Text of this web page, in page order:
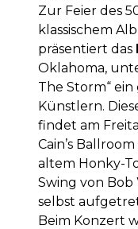
Zur Feier des
klassischem
präsentiert das
Oklahoma,
The Storm“
Künstlern.
findet am
Cain’s
altem Honky-
Swing von Bob
selbst
Beim Konzert